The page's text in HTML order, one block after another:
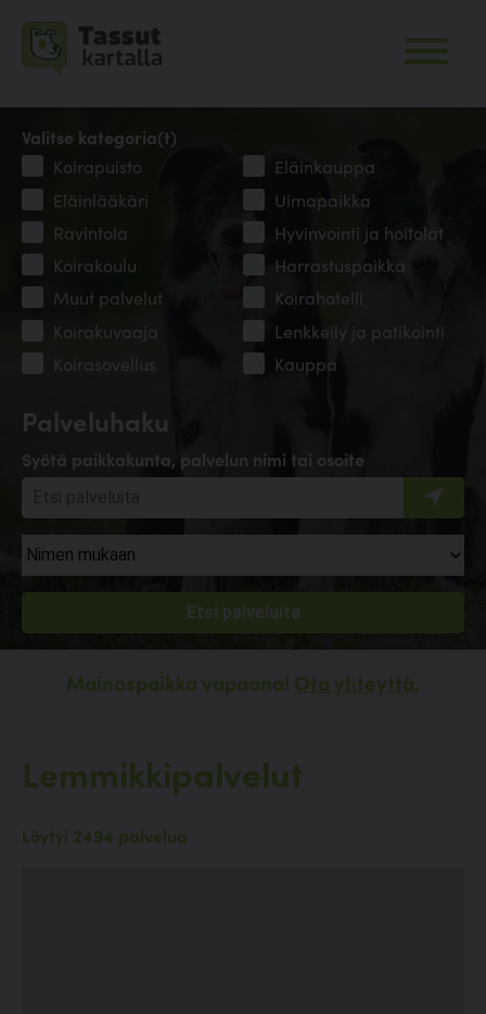
Palveluhaku
Syötä paikkakunta, palvelun nimi tai osoite
Valitse kategoria(t)
Koirapuisto
Eläinkauppa
Eläinlääkäri
Uimapaikka
Ravintola
Hyvinvointi ja hoitolat
Koirakoulu
Harrastuspaikka
Muut palvelut
Koirahotelli
Koirakuvaaja
Lenkkeily ja patikointi
Koirasovellus
Kauppa
Mainospaikka vapaana! Ota yhteyttä.
Lemmikkipalvelut
Löytyi 2494 palvelua